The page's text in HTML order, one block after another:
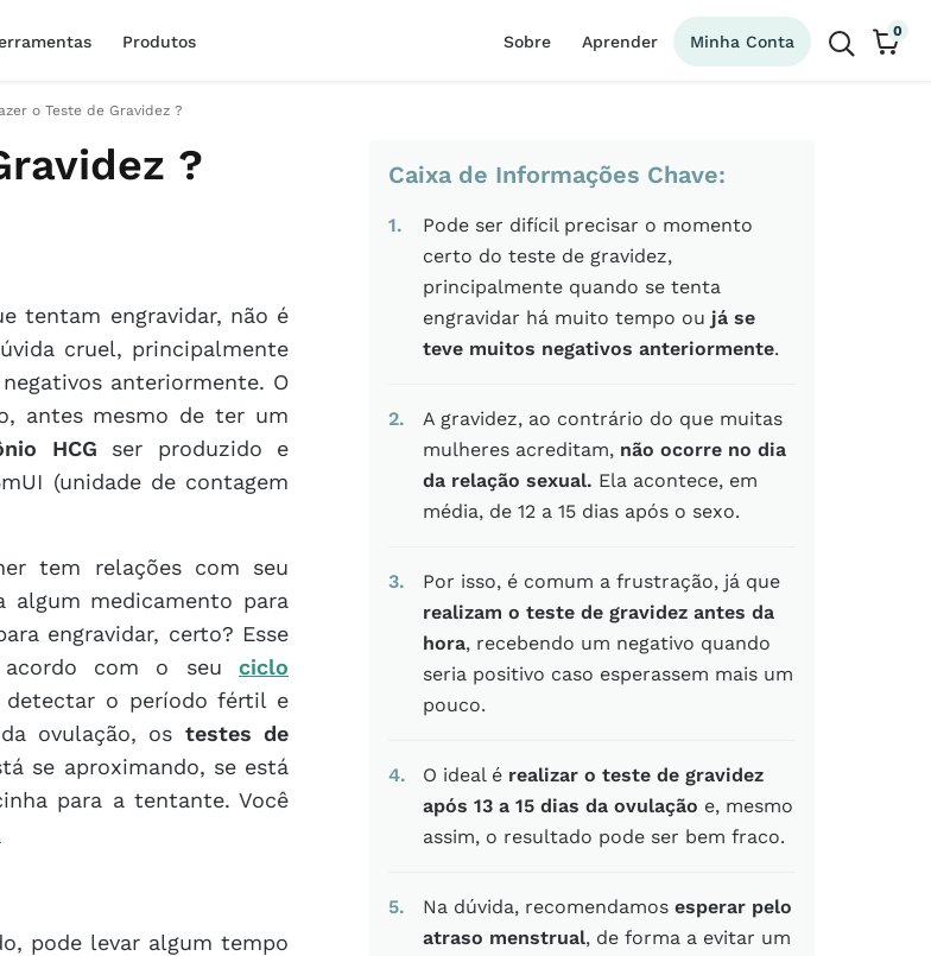
Produtos Sobre Aprender Minha Conta
0
o Teste de Gravidez ?
?
tentam engravidar, não é
cruel, principalmente
anteriormente. O
antes mesmo de ter um
HCG ser produzido e
(unidade de contagem
tem relações com seu
algum medicamento para
engravidar, certo? Esse
com o seu ciclo
detectar o período fértil e
ovulação, os testes de
se aproximando, se está
para a tentante. Você
pode levar algum tempo
Caixa de Informações Chave:
1
Pode ser difícil precisar o momento
certo do teste de gravidez,
principalmente quando se tenta
engravidar há muito tempo ou já se
teve muitos negativos anteriormente.
2
A gravidez, ao contrário do que muitas
mulheres acreditam, não ocorre no dia
da relação sexual. Ela acontece, em
média, de 12 a 15 dias após o sexo.
3
Por isso, é comum a frustração, já que
realizam o teste de gravidez antes da
hora, recebendo um negativo quando
seria positivo caso esperassem mais um
pouco.
4 O ideal é realizar o teste de gravidez
após 13 a 15 dias da ovulação e, mesmo
assim, o resultado pode ser bem fraco.
5 Na dúvida, recomendamos esperar pelo
atraso menstrual, de forma a evitar um